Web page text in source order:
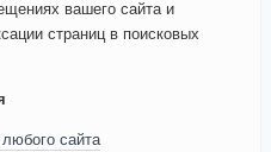
вашего сайта и
страниц в поисковых
сайта